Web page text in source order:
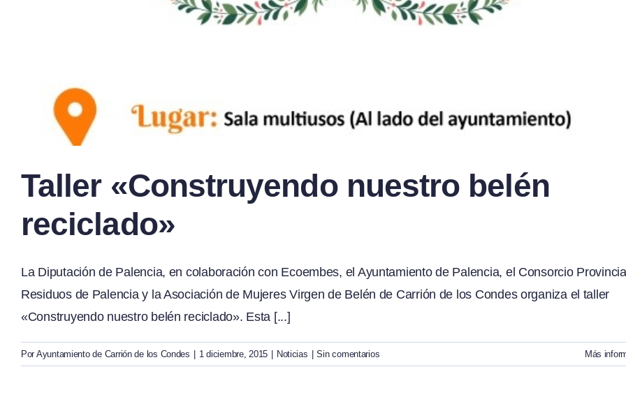
Taller «Construyendo nuestro belén
reciclado»
La Diputación de Palencia, en colaboración con Ecoembes, el Ayuntamiento de Palencia, el Consorcio
Residuos de Palencia y la Asociación de Mujeres Virgen de Belén de Carrión de los Condes organiza el taller
«Construyendo nuestro belén reciclado». Esta [...]
Por Ayuntamiento de Carrión de los Condes | 1 diciembre, 2015 | Noticias | Sin comentarios Más